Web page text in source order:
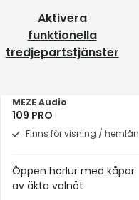
Aktivera
funktionella
tredjepartstjänster
MEZE Audio
109 PRO
Finns för visning / hemlån
Öppen hörlur med kåpor
av äkta valnöt